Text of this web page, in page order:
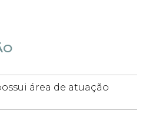
área de atuação